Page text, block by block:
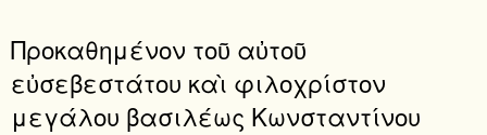
Προκαθημένον τοῦ αὐτοῦ
εὐσεβεστάτου καὶ φιλοχρίστον
μεγάλου βασιλέως Κωνσταντίνου